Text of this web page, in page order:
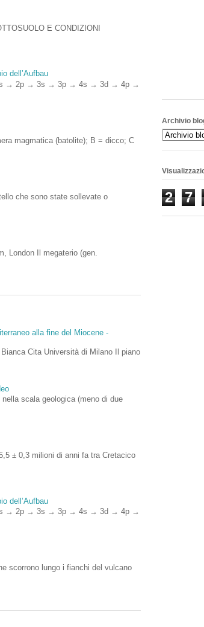
E CONDIZIONI
dell’Aufbau
2s → 2p → 3s → 3p → 4s → 3d → 4p →
magmatica (batolite); B = dicco; C
che sono state sollevate o
London Il megaterio (gen.
alla fine del Miocene -
Cita Università di Milano Il piano
scala geologica (meno di due
± 0,3 milioni di anni fa tra Cretacico
dell’Aufbau
2s → 2p → 3s → 3p → 4s → 3d → 4p →
scorrono lungo i fianchi del vulcano
Archivio
2 7